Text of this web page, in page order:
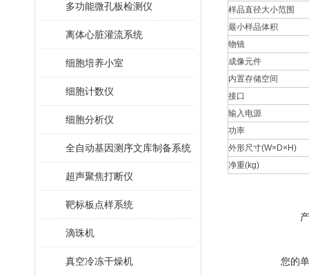
多功能微孔板检测仪
离体心脏灌流系统
细胞培养小室
细胞计数仪
细胞分析仪
全自动基因测序文库制备系统
超声聚焦打断仪
靶标板点样系统
滴珠机
真空冷冻干燥机
样品直径大小范围
最小样品体积
物镜
成像元件
内置存储空间
接口
输入电源
功率
外形尺寸(W×D×H)
净重(kg)
您的